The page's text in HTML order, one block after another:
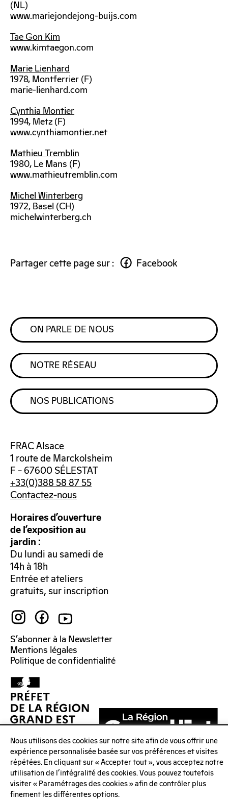
(NL)
www.mariejondejong-buijs.com
Tae Gon Kim
www.kimtaegon.com
Marie Lienhard
1978, Montferrier (F)
marie-lienhard.com
Cynthia Montier
1994, Metz (F)
www.cynthiamontier.net
Mathieu Tremblin
1980, Le Mans (F)
www.mathieutremblin.com
Michel Winterberg
1972, Basel (CH)
michelwinterberg.ch
Partager cette page sur : Facebook
ON PARLE DE NOUS
NOTRE RÉSEAU
NOS PUBLICATIONS
FRAC Alsace
1 route de Marckolsheim
F – 67600 SÉLESTAT
+33(0)388 58 87 55
Contactez-nous
Horaires d’ouverture
de l’exposition au
jardin :
Du lundi au samedi de
14h à 18h
Entrée et ateliers
gratuits, sur inscription
S’abonner à la Newsletter
Mentions légales
Politique de confidentialité
Nous utilisons des cookies sur notre site afin de vous offrir une
expérience personnalisée basée sur vos préférences et visites
répétées. En cliquant sur « Accepter tout », vous acceptez notre
utilisation de l'intégralité des cookies. Vous pouvez toutefois
visiter « Paramétrages des cookies » afin de contrôler plus
finement les différentes options.